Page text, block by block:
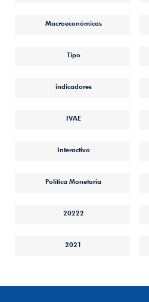
Macroeconómicas
Tipo
indicadores
IVAE
Interactivo
Política Monetaria
20222
2021